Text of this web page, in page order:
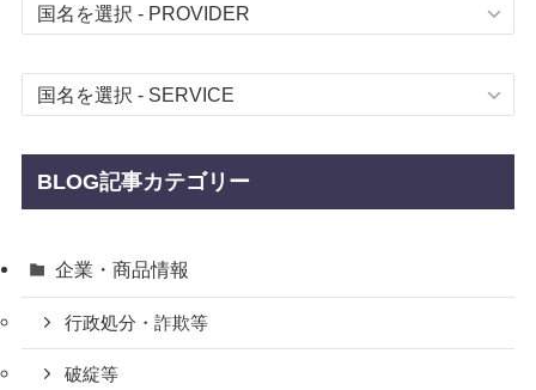
BLOG記事カテゴリー
企業・商品情報
行政処分・詐欺等
破綻等